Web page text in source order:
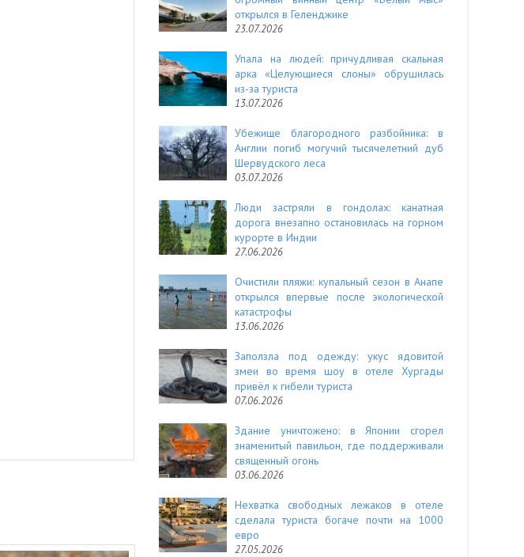
открылся в Геленджике
23.07.2026
Упала на людей: причудливая скальная
арка «Целующиеся слоны» обрушилась
из-за туриста
13.07.2026
Убежище благородного разбойника: в
Англии погиб могучий тысячелетний дуб
Шервудского леса
03.07.2026
Люди застряли в гондолах: канатная
дорога внезапно остановилась на горном
курорте в Индии
27.06.2026
Очистили пляжи: купальный сезон в Анапе
открылся впервые после экологической
катастрофы
13.06.2026
Заползла под одежду: укус ядовитой
змеи во время шоу в отеле Хургады
привёл к гибели туриста
07.06.2026
Здание уничтожено: в Японии сгорел
знаменитый павильон, где поддерживали
священный огонь
03.06.2026
Нехватка свободных лежаков в отеле
сделала туриста богаче почти на 1000
евро
27.05.2026